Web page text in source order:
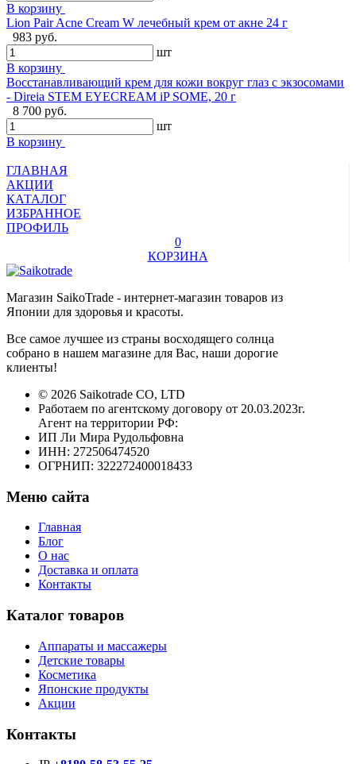
В корзину
Lion Pair Acne Cream W лечебный крем от акне 24 г
983 руб.
шт
В корзину
Восстанавливающий крем для кожи вокруг глаз с экзосомами
- Direia STEM EYECREAM iP SOME, 20 г
8 700 руб.
шт
В корзину
ГЛАВНАЯ
АКЦИИ
КАТАЛОГ
ИЗБРАННОЕ
ПРОФИЛЬ
0
КОРЗИНА
Магазин SaikoTrade - интернет-магазин товаров из
Японии для здоровья и красоты.
Все самое лучшее из страны восходящего солнца
собрано в нашем магазине для Вас, наши дорогие
клиенты!
© 2026 Saikotrade CO, LTD
Работаем по агентскому договору от 20.03.2023г.
Агент на территории РФ:
ИП Ли Мира Рудольфовна
ИНН: 272506474520
ОГРНИП: 322272400018433
Меню сайта
Главная
Блог
О нас
Доставка и оплата
Контакты
Каталог товаров
Аппараты и массажеры
Детские товары
Косметика
Японские продукты
Акции
Контакты